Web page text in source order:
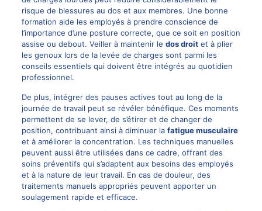
risque de blessures au dos et aux membres. Une bonne
formation aide les employés à prendre conscience de
l’importance d’une posture correcte, que ce soit en position
assise ou debout. Veiller à maintenir le dos droitet à plier
les genoux lors de la levée de charges sont parmi les
conseils essentiels qui doivent être intégrés au quotidien
professionnel.
De plus, intégrer des pauses actives tout au long de la
journée de travail peut se révéler bénéfique. Ces moments
permettent de se lever, de s’étirer et de changer de
position, contribuant ainsi à diminuer la fatigue musculaire
et à améliorer la concentration. Les techniques manuelles
peuvent aussi être utilisées dans ce cadre, offrant des
soins préventifs qui s’adaptent aux besoins des employés
et à la nature de leur travail. En cas de douleur, des
traitements manuels appropriés peuvent apporter un
soulagement rapide et efficace.